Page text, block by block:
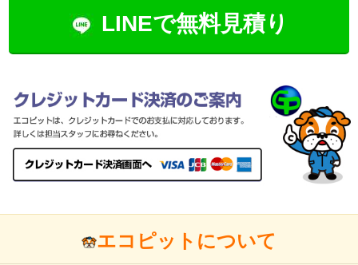
LINEで無料見積り
エコピットについて